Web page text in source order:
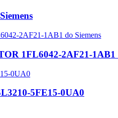
1FL6042-2AF21-1AB1
5FE15-0UA0